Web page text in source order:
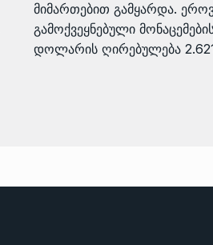
მიმართებით გამყარდა.
გამოქვეყნებული
დოლარის ღირებულება